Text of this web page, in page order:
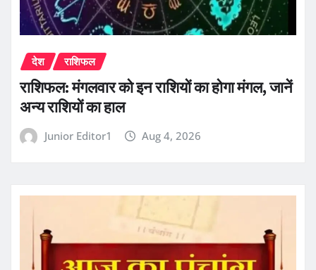
देश राशिफल
राशिफल: मंगलवार को इन राशियों का होगा मंगल, जानें
अन्य राशियों का हाल
Junior Editor1 Aug 4, 2026